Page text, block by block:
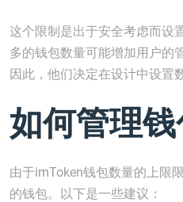
这个限制是出于安全考虑而设
多的钱包数量可能增加用户的
因此，他们决定在设计中设置
如何管理
由于imToken钱包数量的上限
的钱包。以下是一些建议：